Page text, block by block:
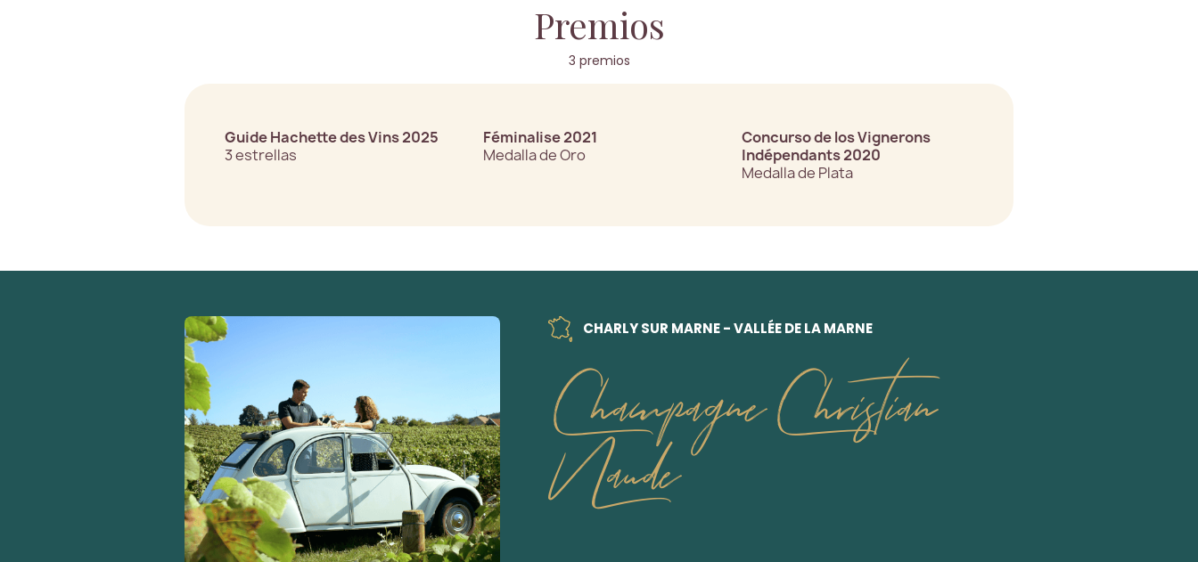
Premios
3 premios
Guide Hachette des Vins 2025
3 estrellas
Féminalise 2021
Medalla de Oro
Concurso de los Vignerons
Indépendants 2020
Medalla de Plata
CHARLY SUR MARNE - VALLÉE DE LA MARNE
Champagne Christian
Naude